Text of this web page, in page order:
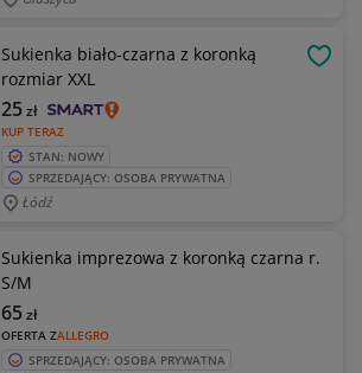
Sukienka biało-czarna z koronką
rozmiar XXL
KUP TERAZ
25zł
STAN: NOWY
SPRZEDAJĄCY: OSOBA PRYWATNA
Łódź
Sukienka imprezowa z koronką czarna r.
S/M
OFERTA ZALLEGRO
65zł
SPRZEDAJĄCY: OSOBA PRYWATNA